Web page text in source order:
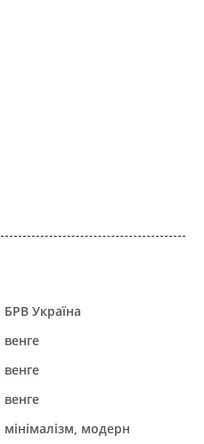
БРВ Україна
венге
венге
венге
мінімалізм, модерн